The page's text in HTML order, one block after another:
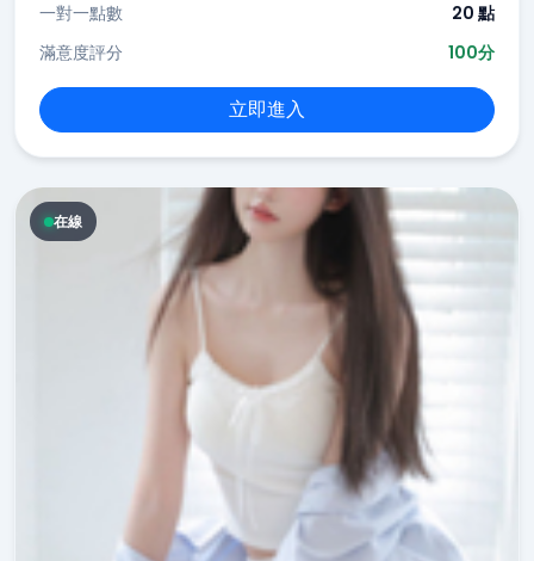
一對一點數
20 點
滿意度評分
100分
立即進入
在線